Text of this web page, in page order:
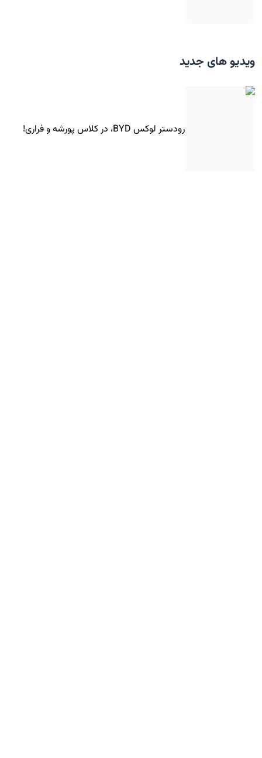
ویدیو های جدید
رودستر لوکس BYD، در کلاس پورشه و فراری!